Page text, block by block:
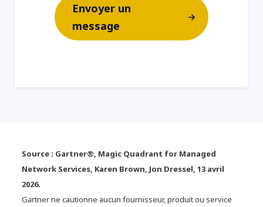
Envoyer un
message
Source : Gartner®, Magic Quadrant for Managed
Network Services, Karen Brown, Jon Dressel, 13 avril
2026.
Gartner ne cautionne aucun fournisseur, produit ou service